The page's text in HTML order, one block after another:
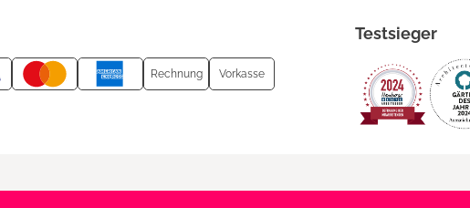
Rechnung Vorkasse
Testsieger